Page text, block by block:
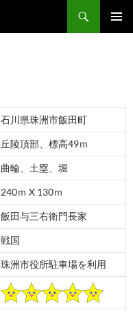
石川県珠洲市飯田町
丘陵頂部、標高49ｍ
曲輪、土塁、堀
240ｍ X 130ｍ
飯田与三右衛門長家
戦国
珠洲市役所駐車場を利用